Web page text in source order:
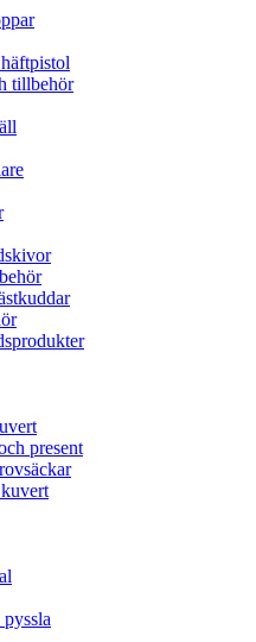
tillbehör
present